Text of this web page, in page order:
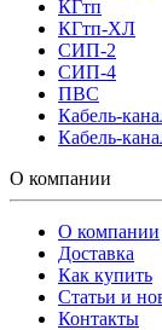
КГтп
КГтп-ХЛ
СИП-2
СИП-4
ПВС
Кабель-
Кабель-
О компании
О компании
Доставка
Как купить
Статьи и
Контакты